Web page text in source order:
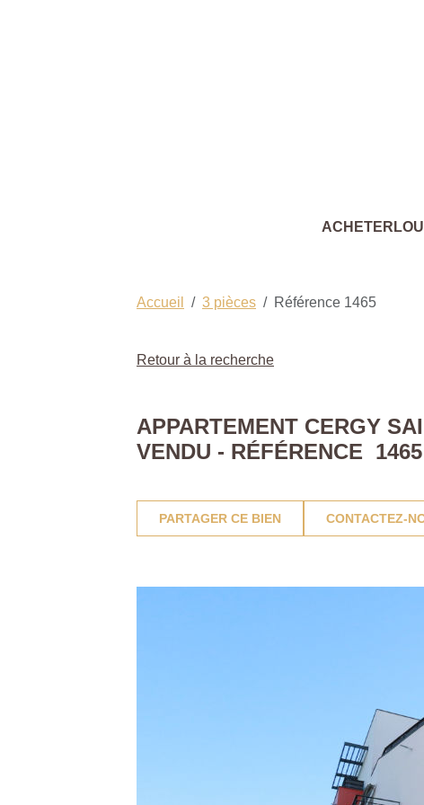
ACHETER
Accueil 3 pièces Référence 1465
Retour à la recherche
APPARTEMENT CERGY
VENDU - RÉFÉRENCE 1465
PARTAGER CE BIEN CONTACTEZ-